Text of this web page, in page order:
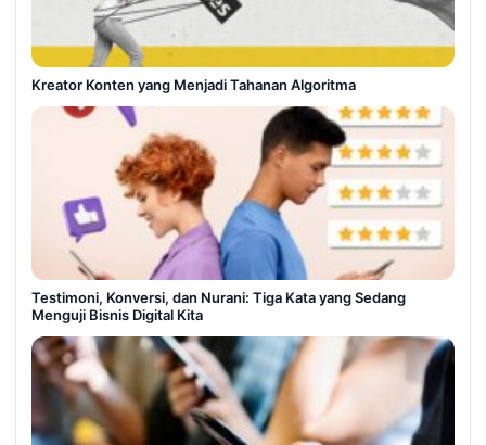
Kreator Konten yang Menjadi Tahanan Algoritma
Testimoni, Konversi, dan Nurani: Tiga Kata yang Sedang
Menguji Bisnis Digital Kita